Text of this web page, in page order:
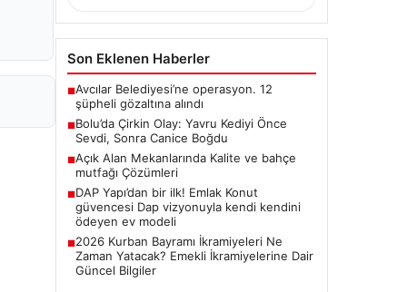
Son Eklenen Haberler
■Avcılar Belediyesi’ne operasyon. 12
şüpheli gözaltına alındı
■Bolu’da Çirkin Olay: Yavru Kediyi Önce
Sevdi, Sonra Canice Boğdu
■Açık Alan Mekanlarında Kalite ve bahçe
mutfağı Çözümleri
■DAP Yapı’dan bir ilk! Emlak Konut
güvencesi Dap vizyonuyla kendi kendini
ödeyen ev modeli
■2026 Kurban Bayramı İkramiyeleri Ne
Zaman Yatacak? Emekli İkramiyelerine Dair
Güncel Bilgiler